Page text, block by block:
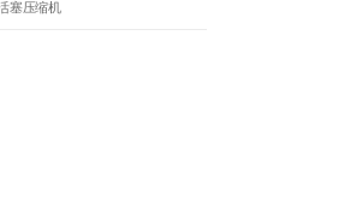
塞压缩机